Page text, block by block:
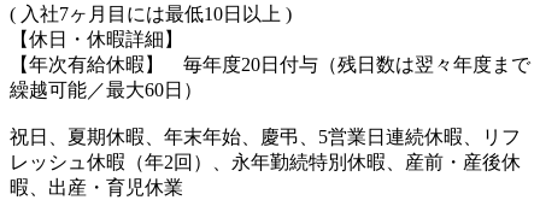
( 入社7ヶ月目には最低10日以上 )
【休日・休暇詳細】
【年次有給休暇】 毎年度20日付与（残日数は翌々年度まで
繰越可能／最大60日）
祝日、夏期休暇、年末年始、慶弔、5営業日連続休暇、リフ
レッシュ休暇（年2回）、永年勤続特別休暇、産前・産後休
暇、出産・育児休業